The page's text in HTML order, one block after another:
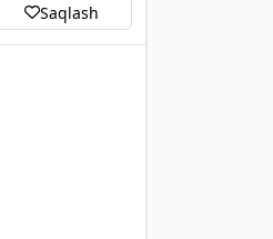
Saqlash